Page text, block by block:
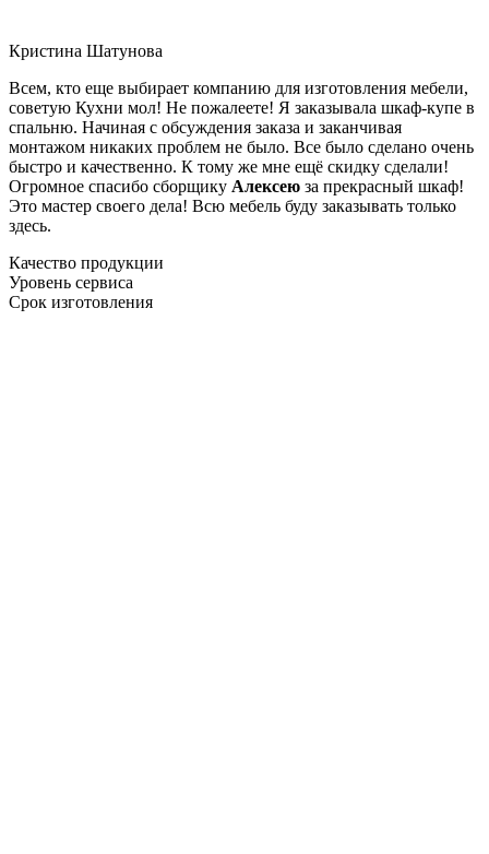
Кристина Шатунова
Всем, кто еще выбирает компанию для изготовления мебели,
советую Кухни мол! Не пожалеете! Я заказывала шкаф-купе в
спальню. Начиная с обсуждения заказа и заканчивая
монтажом никаких проблем не было. Все было сделано очень
быстро и качественно. К тому же мне ещё скидку сделали!
Огромное спасибо сборщику Алексею за прекрасный шкаф!
Это мастер своего дела! Всю мебель буду заказывать только
здесь.
Качество продукции
Уровень сервиса
Срок изготовления